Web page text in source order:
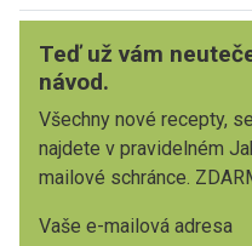
Teď už vám
návod.
Všechny nové recepty,
najdete v pravidelném
mailové schránce.
Vaše e-mailová adresa